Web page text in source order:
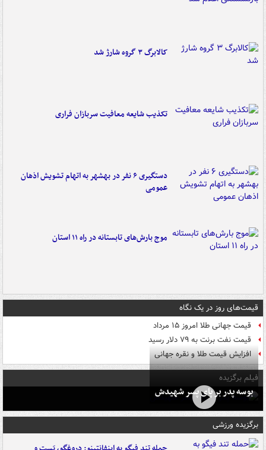
کالابرگ ۳ گروه شارژ شد
تکذیب شایعه معافیت سربازان فراری
دستگیری ۶ نفر در بهشهر به اتهام تشویش اذهان
عمومی
موج بارش‌های تابستانه در راه ۱۱ استان
قیمت‌های روز در یک نگاه
قیمت جهانی طلا امروز ۱۵ مرداد
قیمت نفت برنت به ۷۹ دلار رسید
افزایش قیمت طلا و نقره جهانی
فیلم برگزیده
بوسه‌ پدر بر پای پسر شهیدش
برگزیده ورزشی